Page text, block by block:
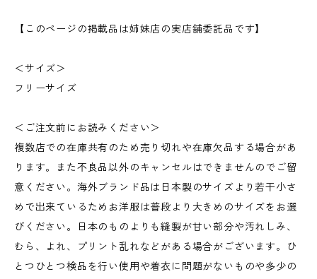
【このページの掲載品は姉妹店の実店舗委託品です】
＜サイズ＞
フリーサイズ
＜ご注文前にお読みください＞
複数店での在庫共有のため売り切れや在庫欠品する場合があ
ります。また不良品以外のキャンセルはできませんのでご留
意ください。海外ブランド品は日本製のサイズより若干小さ
めで出来ているためお洋服は普段より大きめのサイズをお選
びください。日本のものよりも縫製が甘い部分や汚れしみ、
むら、よれ、プリント乱れなどがある場合がございます。ひ
とつひとつ検品を行い使用や着衣に問題がないものや多少の